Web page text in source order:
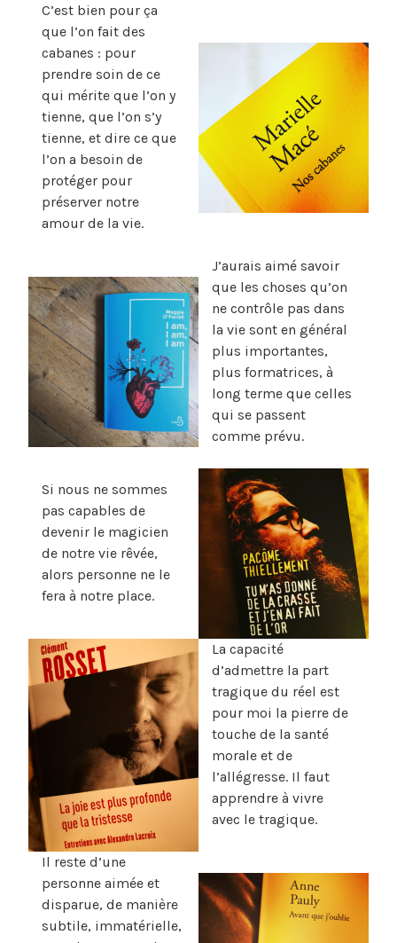
C’est bien pour ça
que l’on fait des
cabanes : pour
prendre soin de ce
qui mérite que l’on y
tienne, que l’on s’y
tienne, et dire ce que
l’on a besoin de
protéger pour
préserver notre
amour de la vie.
J’aurais aimé savoir
que les choses qu’on
ne contrôle pas dans
la vie sont en général
plus importantes,
plus formatrices, à
long terme que celles
qui se passent
comme prévu.
Si nous ne sommes
pas capables de
devenir le magicien
de notre vie rêvée,
alors personne ne le
fera à notre place.
La capacité
d’admettre la part
tragique du réel est
pour moi la pierre de
touche de la santé
morale et de
l’allégresse. Il faut
apprendre à vivre
avec le tragique.
Il reste d’une
personne aimée et
disparue, de manière
subtile, immatérielle,